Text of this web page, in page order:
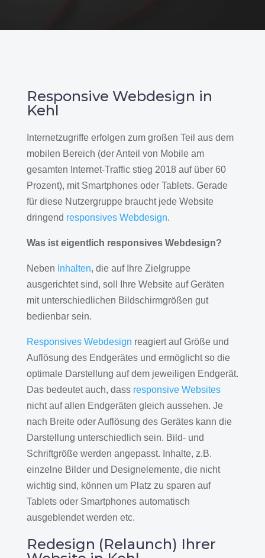
Responsive Webdesign in
Kehl
Internetzugriffe erfolgen zum großen Teil aus dem
mobilen Bereich (der Anteil von Mobile am
gesamten Internet-Traffic stieg 2018 auf über 60
Prozent), mit Smartphones oder Tablets. Gerade
für diese Nutzergruppe braucht jede Website
dringend responsives Webdesign.
Was ist eigentlich responsives Webdesign?
Neben Inhalten, die auf Ihre Zielgruppe
ausgerichtet sind, soll Ihre Website auf Geräten
mit unterschiedlichen Bildschirmgrößen gut
bedienbar sein.
Responsives Webdesign reagiert auf Größe und
Auflösung des Endgerätes und ermöglicht so die
optimale Darstellung auf dem jeweiligen Endgerät.
Das bedeutet auch, dass responsive Websites
nicht auf allen Endgeräten gleich aussehen. Je
nach Breite oder Auflösung des Gerätes kann die
Darstellung unterschiedlich sein. Bild- und
Schriftgröße werden angepasst. Inhalte, z.B.
einzelne Bilder und Designelemente, die nicht
wichtig sind, können um Platz zu sparen auf
Tablets oder Smartphones automatisch
ausgeblendet werden etc.
Redesign (Relaunch) Ihrer